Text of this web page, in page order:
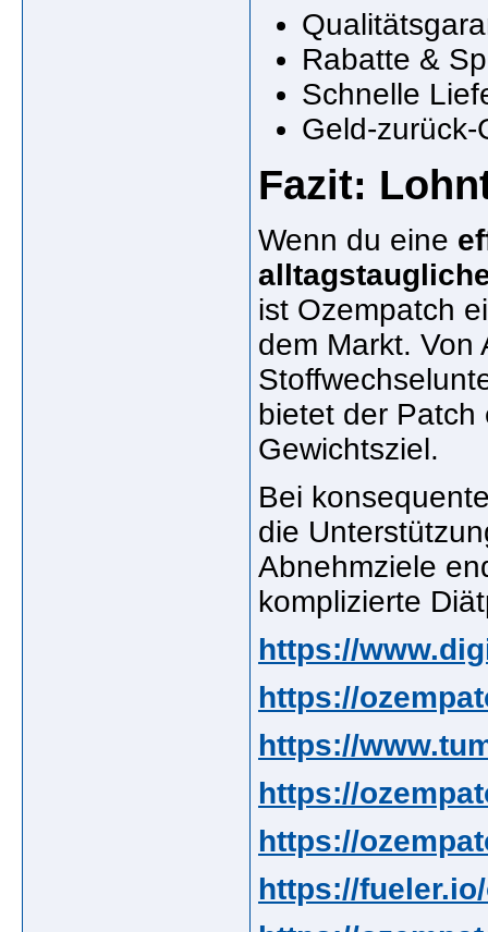
Rabatte &
Schnelle
Geld-zurück-
Fazit:
Wenn du eine
ist Ozempatch
dem Markt. Von
bietet der Patch
Gewichtsziel.
Bei
die
Abnehmziele
komplizierte
https://
https://
https://
https://
https://
https://